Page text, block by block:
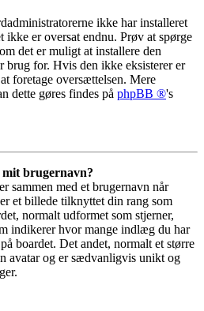
ikke har installeret
ikke er oversat endnu. Prøv at spørge
det er muligt at installere den
brug for. Hvis den ikke eksisterer er
foretage oversættelsen. Mere
dette gøres findes på phpBB ®'s
brugernavn?
sammen med et brugernavn når
et billede tilknyttet din rang som
normalt udformet som stjerner,
indikerer hvor mange indlæg du har
boardet. Det andet, normalt et større
avatar og er sædvanligvis unikt og